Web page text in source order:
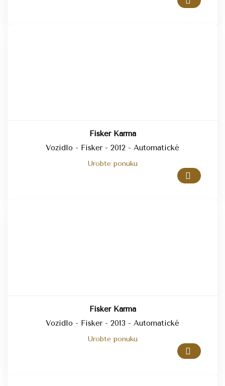
Fisker Karma
Vozidlo - Fisker - 2012 - Automatické
Urobte ponuku
Fisker Karma
Vozidlo - Fisker - 2013 - Automatické
Urobte ponuku